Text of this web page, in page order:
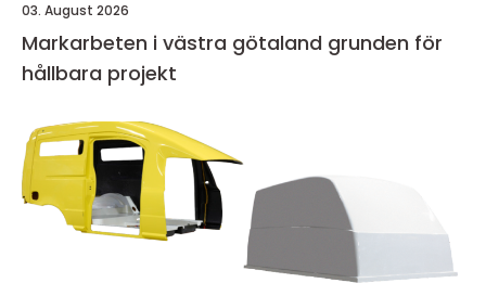
03. August 2026
Markarbeten i västra götaland grunden för
hållbara projekt